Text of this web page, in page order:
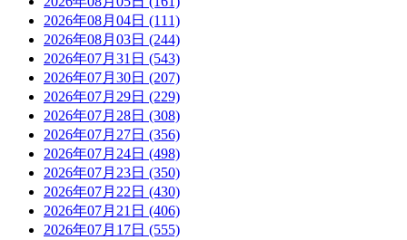
2026年08月04日 (111)
2026年08月03日 (244)
2026年07月31日 (543)
2026年07月30日 (207)
2026年07月29日 (229)
2026年07月28日 (308)
2026年07月27日 (356)
2026年07月24日 (498)
2026年07月23日 (350)
2026年07月22日 (430)
2026年07月21日 (406)
2026年07月17日 (555)